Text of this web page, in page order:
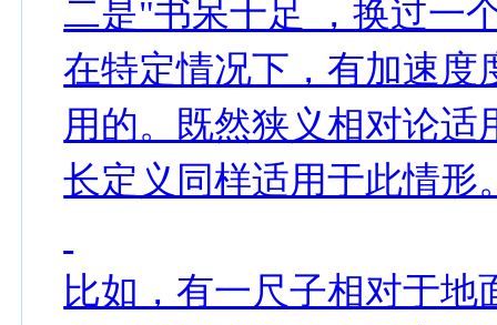
二是"书呆十足 ，换过一
在特定情况下，有加速度
用的。既然狭义相对论
长定义同样适用于此情形
比如，有一尺子相对于